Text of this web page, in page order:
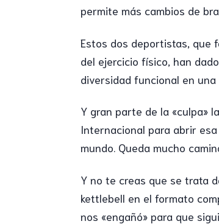
permite más cambios de
Estos dos deportistas, que
del ejercicio físico, han
diversidad funcional en
Y gran parte de la «culpa»
Internacional para abrir
mundo. Queda mucho
Y no te creas que se trata
kettlebell en el formato
nos «engañó» para que